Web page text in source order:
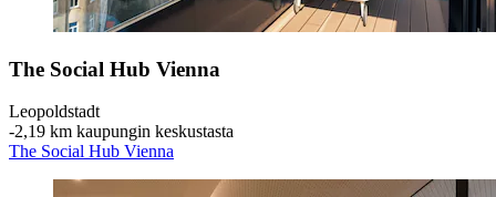
The Social Hub Vienna
Leopoldstadt
‐2,19 km kaupungin keskustasta
The Social Hub Vienna